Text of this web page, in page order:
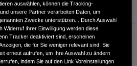
Benzin
Automatik
5
auswählen, können die Tracking-
unsere Partner verarbeiten Daten, um
Zwecke unterstützen. . Durch Auswahl
Widerruf Ihrer Einwilligung werden diese
Tracker deaktiviert sind, erscheinen
die für Sie weniger relevant sind. Sie
erneut aufrufen, um Ihre Auswahl zu ändern
indem Sie auf den Link Voreinstellungen